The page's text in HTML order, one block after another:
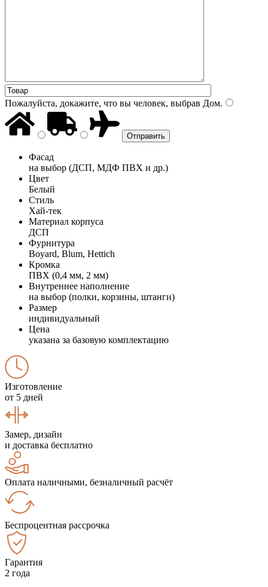
Пожалуйста, докажите, что вы человек, выбрав Дом.
Фасад
на выбор (ДСП, МДФ ПВХ и др.)
Цвет
Белый
Стиль
Хай-тек
Материал корпуса
ДСП
Фурнитура
Boyard, Blum, Hettich
Кромка
ПВХ (0,4 мм, 2 мм)
Внутреннее наполнение
на выбор (полки, корзины, штанги)
Размер
индивидуальный
Цена
указана за базовую комплектацию
Изготовление
от 5 дней
Замер, дизайн
и доставка бесплатно
Оплата наличными, безналичный расчёт
Беспроцентная рассрочка
Гарантия
2 года